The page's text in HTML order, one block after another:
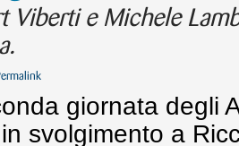
Viberti e Michele
giornata degli
svolgimento a